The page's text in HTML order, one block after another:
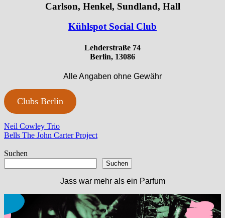
Carlson, Henkel, Sundland, Hall
Kühlspot Social Club
Lehderstraße 74
Berlin, 13086
Alle Angaben ohne Gewähr
Clubs Berlin
Beitragsnavigation
Vorheriger
Beitrag:
Neil Cowley Trio
Nächster
Bells The John Carter Project
Suchen
Suchen
Jass war mehr als ein Parfum